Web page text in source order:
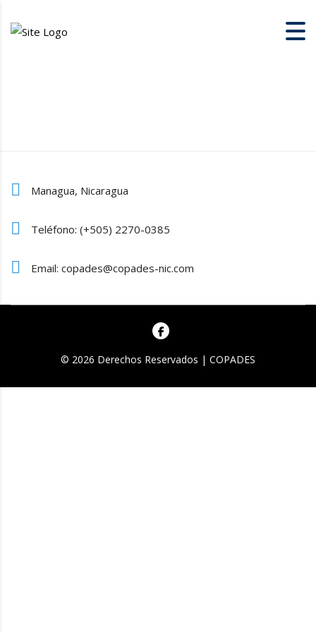
Managua, Nicaragua
Teléfono: (+505) 2270-0385
Email: copades@copades-nic.com
© 2026 Derechos Reservados | COPADES